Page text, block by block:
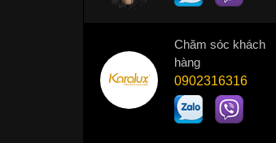
Chăm sóc khách
hàng
0902316316